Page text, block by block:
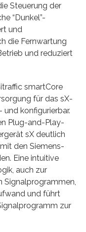
Steuerung der
“Dunkel”-
und
die Fernwartung
und reduziert
smartCore
für das sX-
konfigurierbar.
Plug-and-Play-
sX deutlich
den Siemens-
Eine intuitive
auch zur
Signalprogrammen,
und führt
zur